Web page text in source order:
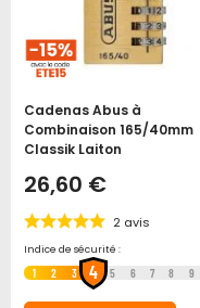
Cadenas Abus à
Combinaison 165/40mm
Classik Laiton
26,60 €
2 avis
Indice de sécurité :
1 2 3 4 5 6 7 8 9